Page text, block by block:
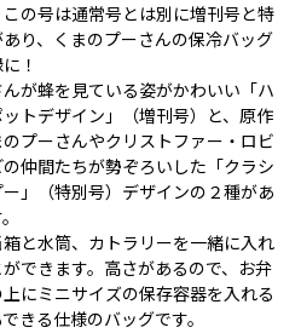
この号は通常号とは別に増刊号と特
り、くまのプーさんの保冷バッグ
！
が蜂を見ている姿がかわいい「ハ
トデザイン」（増刊号）と、原作
プーさんやクリストファー・ロビ
の仲間たちが勢ぞろいした「クラシ
ー」（特別号）デザインの２種があ
箱と水筒、カトラリーを一緒に入れ
できます。高さがあるので、お弁
にミニサイズの保存容器を入れる
きる仕様のバッグです。